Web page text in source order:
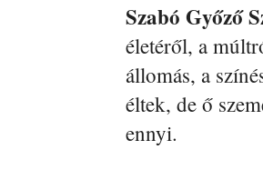
Szabó Győző
életéről, a
állomás, a
éltek, de ő
ennyi.